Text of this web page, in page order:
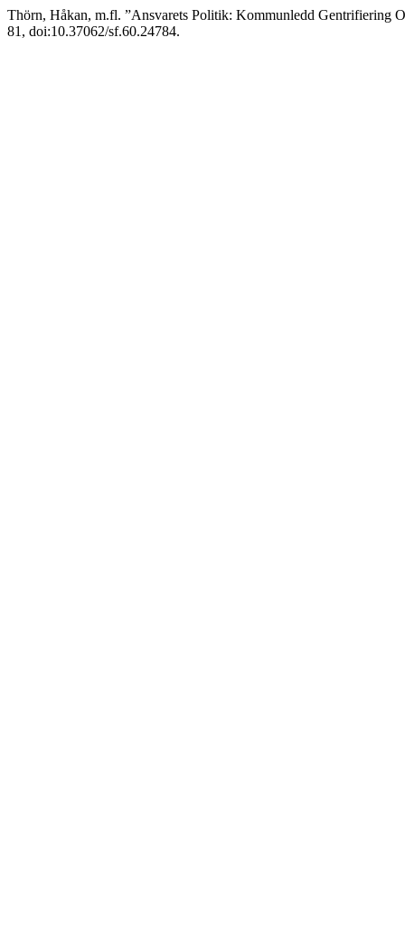
Thörn, Håkan, m.fl. ”Ansvarets Politik: Kommunledd Gentrifiering
81, doi:10.37062/sf.60.24784.